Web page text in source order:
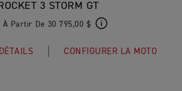
ROCKET 3 STORM GT
À Partir De 30 795,00 $
CONFIGURER LA MOTO